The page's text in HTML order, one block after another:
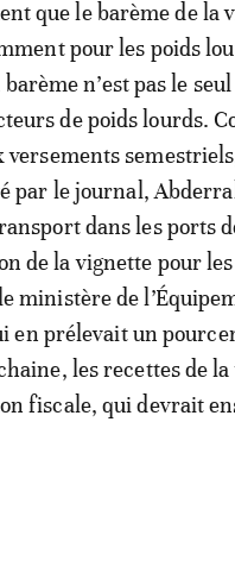
que le barème de
pour les poids
n’est pas le
de poids lourds.
versements
par le journal,
dans les ports
de la vignette pour
ministère de
en prélevait un
les recettes de
fiscale, qui devrait